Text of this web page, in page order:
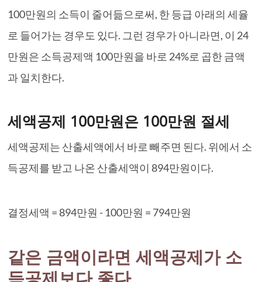
100만원의 소득이 줄어듦으로써, 한 등급 아래의 세율
로 들어가는 경우도 있다. 그런 경우가 아니라면, 이 24
만원은 소득공제액 100만원을 바로 24%로 곱한 금액
과 일치한다.
세액공제 100만원은 100만원 절세
세액공제는 산출세액에서 바로 빼주면 된다. 위에서 소
득공제를 받고 나온 산출세액이 894만원이다.
결정세액 = 894만원 - 100만원 = 794만원
같은 금액이라면 세액공제가 소